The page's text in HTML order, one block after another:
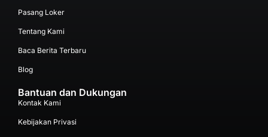
Pasang Loker
Tentang Kami
Baca Berita Terbaru
Blog
Bantuan dan Dukungan
Kontak Kami
Kebijakan Privasi